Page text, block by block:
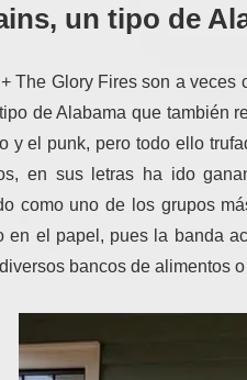
un tipo de
The Glory Fires son a
de Alabama que también
y el punk, pero todo ello
en sus letras ha ido
como uno de los grupos
en el papel, pues la banda
bancos de alimentos